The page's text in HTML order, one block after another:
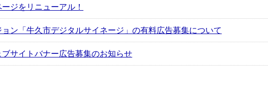
ジをリニューアル！
ン「牛久市デジタルサイネージ」の有料広告募集について
サイトバナー広告募集のお知らせ